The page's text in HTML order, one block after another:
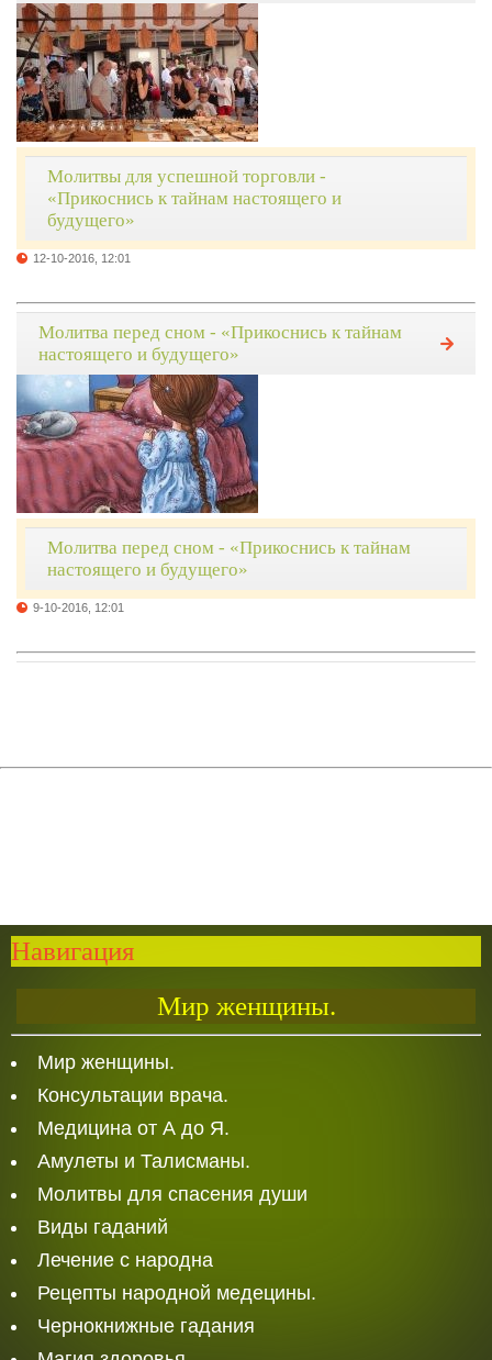
Молитвы для успешной торговли -
«Прикоснись к тайнам настоящего и
будущего»
12-10-2016, 12:01
Молитва перед сном - «Прикоснись к тайнам
настоящего и будущего»
Молитва перед сном - «Прикоснись к тайнам
настоящего и будущего»
9-10-2016, 12:01
Навигация
Мир женщины.
Мир женщины.
Консультации врача.
Медицина от А до Я.
Амулеты и Талисманы.
Молитвы для спасения души
Виды гаданий
Лечение с народна
Рецепты народной медецины.
Чернокнижные гадания